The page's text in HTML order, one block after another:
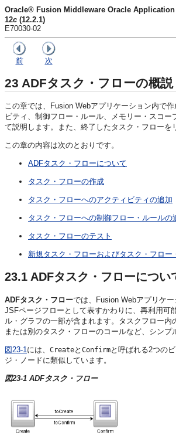
Oracle® Fusion Middleware Oracle Application
12c (12.2.1)
E70030-02
前 次
23 ADFタスク・フローの概説
この章では、Fusion Webアプリケーション内で
ビティ、制御フロー・ルール、メモリー・スコ
て説明します。また、終了したタスク・フロー
この章の内容は次のとおりです。
ADFタスク・フローについて
タスク・フローの作成
タスク・フローへのアクティビティの追加
タスク・フローへの制御フロー・ルールの
タスク・フローのテスト
新規タスク・フローおよびタスク・フロ
23.1 ADFタスク・フローについ
ADFタスク・フローでは、 Fusion Webアプリケー
JSFページフローとして表すかわりに、再利用可
ル・グラフの一部が含まれます。タスクフロー
または別のタスク・フローのコールなど、シン
図23-1 には、 Createと Confirmと呼ばれる2つの
ジ・ノードに類似しています。
図23-1 ADFタスク・フロー